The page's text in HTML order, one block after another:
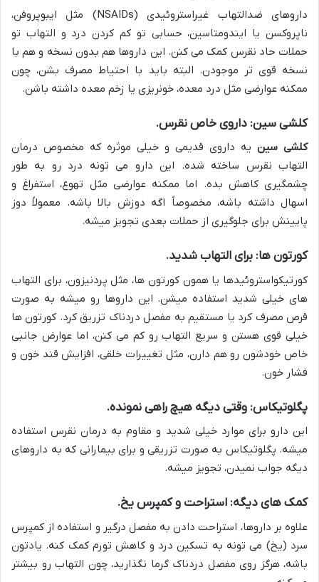
داروهای ضدالتهاب غیراستروئیدی (NSAIDs) مثل ایبوپروفن،
ناپروکسن یا ایندومتاسین، حسابی تو کم کردن درد و التهاب تو
حملات حاد نقرس کمک می کنن. این داروها هم بدون نسخه و هم با
نسخه قوی تر موجودن. البته باید با احتیاط مصرف بشن، چون
ممکنه عوارضی مثل درد معده، خونریزی یا زخم معده داشته باشن.
کلشی سین: داروی خاص نقرس.
کلشی سین یه داروی قدیمی و خیلی موثره که مخصوص درمان
التهاب نقرس ساخته شده. این دارو می تونه درد رو به طور
چشمگیری کاهش بده. اما ممکنه عوارضی مثل تهوع، استفراغ و
اسهال داشته باشه، مخصوصاً اگه دوزش بالا باشه. معمولاً دوز
پایینش برای جلوگیری از حملات بعدی تجویز میشه.
کورتون ها: برای التهاب شدید.
کورتیکواستروئیدها یا همون کورتون ها، مثل پردنیزون، برای التهاب
های خیلی شدید استفاده میشن. این داروها رو میشه به صورت
قرص مصرف کرد یا مستقیم به مفصل دردناک تزریق کرد. کورتون ها
خیلی قوی هستن و سریع التهاب رو کم می کنن، اما عوارض جانبی
خاص خودشون رو هم دارن، مثل تغییرات خلقی، افزایش قند خون و
فشار خون.
پگلوتیکاس: وقتی دیگه هیچ راهی نمونده.
این دارو برای موارد خیلی شدید و مقاوم به درمان نقرس استفاده
میشه. پگلوتیکاس به صورت تزریقی و برای بیمارانی که به داروهای
دیگه جواب نمیدن، تجویز میشه.
کمک های دیگه: استراحت و کمپرس یخ.
علاوه بر داروها، استراحت دادن به مفصل درگیر و استفاده از کمپرس
سرد (یخ) می تونه به تسکین درد و کاهش تورم کمک کنه. یادتون
باشه، هرگز روی مفصل دردناک گرما نگذارید، چون التهاب رو بیشتر